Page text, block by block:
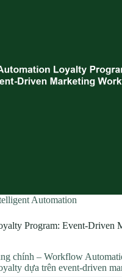
Automation
Program: Event-Driven
chính – Workflow
dựa trên event‑driven